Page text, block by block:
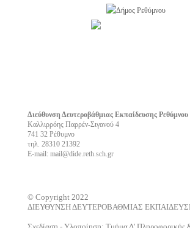
Διεύθυνση Δευτεροβάθμιας Εκπαίδευσης Ρεθύμνου
Καλλιρρόης Παρρέν-Σιγανού 4
741 32 Ρέθυμνο
τηλ. 28310 21392
E-mail: mail@dide.reth.sch.gr
© Copyright 2022
ΔΙΕΥΘΥΝΣΗ ΔΕΥΤΕΡΟΒΑΘΜΙΑΣ